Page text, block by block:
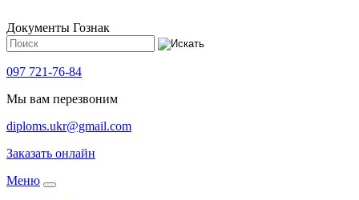
Документы Гознак
097 721-76-84
Мы вам перезвоним
diploms.ukr@gmail.com
Заказать онлайн
Meню